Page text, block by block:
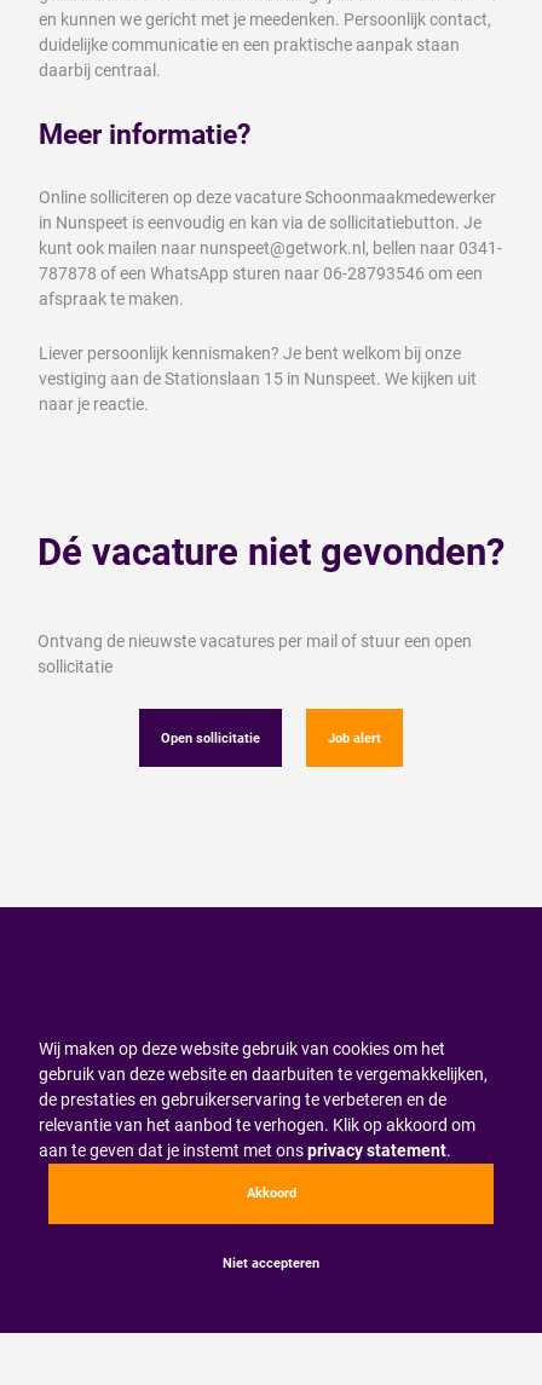
en kunnen we gericht met je meedenken. Persoonlijk contact,
duidelijke communicatie en een praktische aanpak staan
daarbij centraal.
Meer informatie?
Online solliciteren op deze vacature Schoonmaakmedewerker
in Nunspeet is eenvoudig en kan via de sollicitatiebutton. Je
kunt ook mailen naar nunspeet@getwork.nl, bellen naar 0341-
787878 of een WhatsApp sturen naar 06-28793546 om een
afspraak te maken.
Liever persoonlijk kennismaken? Je bent welkom bij onze
vestiging aan de Stationslaan 15 in Nunspeet. We kijken uit
naar je reactie.
Dé vacature niet gevonden?
Ontvang de nieuwste vacatures per mail of stuur een open
sollicitatie
Open sollicitatie Job alert
Wij maken op deze website gebruik van cookies om het
gebruik van deze website en daarbuiten te vergemakkelijken,
de prestaties en gebruikerservaring te verbeteren en de
relevantie van het aanbod te verhogen. Klik op akkoord om
aan te geven dat je instemt met onsprivacy statement.
Akkoord
Niet accepteren